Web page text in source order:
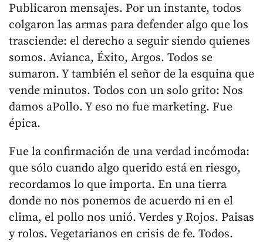
Publicaron mensajes. Por un instante, todos
colgaron las armas para defender algo que los
trasciende: el derecho a seguir siendo quienes
somos. Avianca, Éxito, Argos. Todos se
sumaron. Y también el señor de la esquina que
vende minutos. Todos con un solo grito: Nos
damos aPollo. Y eso no fue marketing. Fue
épica.
Fue la confirmación de una verdad incómoda:
que sólo cuando algo querido está en riesgo,
recordamos lo que importa. En una tierra
donde no nos ponemos de acuerdo ni en el
clima, el pollo nos unió. Verdes y Rojos. Paisas
y rolos. Vegetarianos en crisis de fe. Todos.